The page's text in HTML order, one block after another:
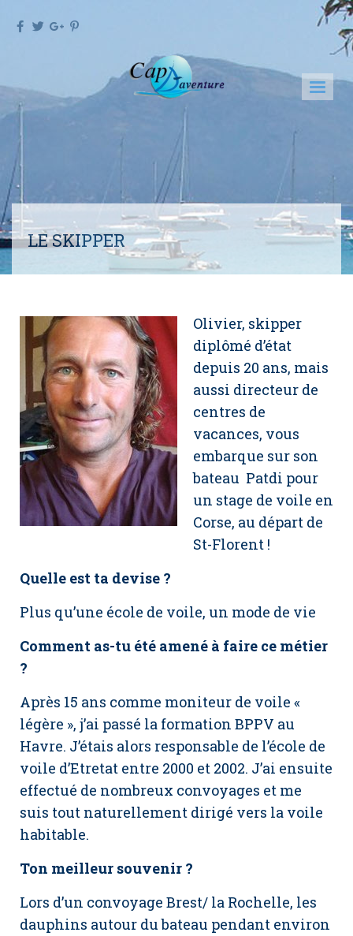
LE SKIPPER
Olivier, skipper
diplômé d’état
depuis 20 ans, mais
aussi directeur de
centres de
vacances, vous
embarque sur son
bateau Patdi pour
un stage de voile en
Corse, au départ de
St-Florent !
Quelle est ta devise ?
Plus qu’une école de voile, un mode de vie
Comment as-tu été amené à faire ce métier
?
Après 15 ans comme moniteur de voile «
légère », j’ai passé la formation BPPV au
Havre. J’étais alors responsable de l’école de
voile d’Etretat entre 2000 et 2002. J’ai ensuite
effectué de nombreux convoyages et me
suis tout naturellement dirigé vers la voile
habitable.
Ton meilleur souvenir ?
Lors d’un convoyage Brest/ la Rochelle, les
dauphins autour du bateau pendant environ